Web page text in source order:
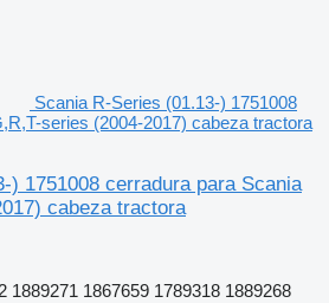
Scania R-Series (01.13-) 1751008
series (2004-2017) cabeza tractora
) 1751008 cerradura para Scania
cabeza tractora
1889271 1867659 1789318 1889268